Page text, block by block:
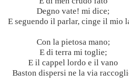
Degno vate! mi dice;
E seguendo il parlar, cinge il mio
Con la pietosa mano;
E di terra mi toglie;
E il cappel lordo e il vano
Baston dispersi ne la via